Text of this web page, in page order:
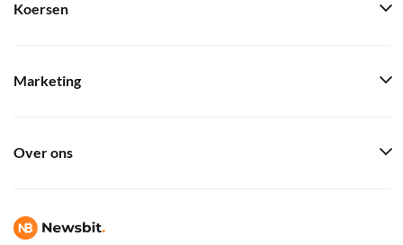
Koersen
Marketing
Over ons